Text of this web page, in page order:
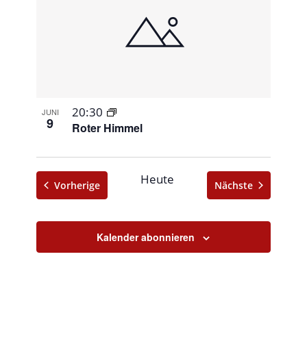
JUNI
9 Roter Himmel
20:30
VorherigeVeranstaltungen
Heute Nächste
Kalender abonnieren